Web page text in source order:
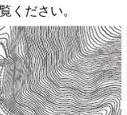
ください。